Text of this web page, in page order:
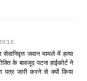
सेवानिवृत्त जवान मामले में हत्या
के बावजूद पटना हाईकोर्ट ने
पत्र जारी करने से क्यों किया